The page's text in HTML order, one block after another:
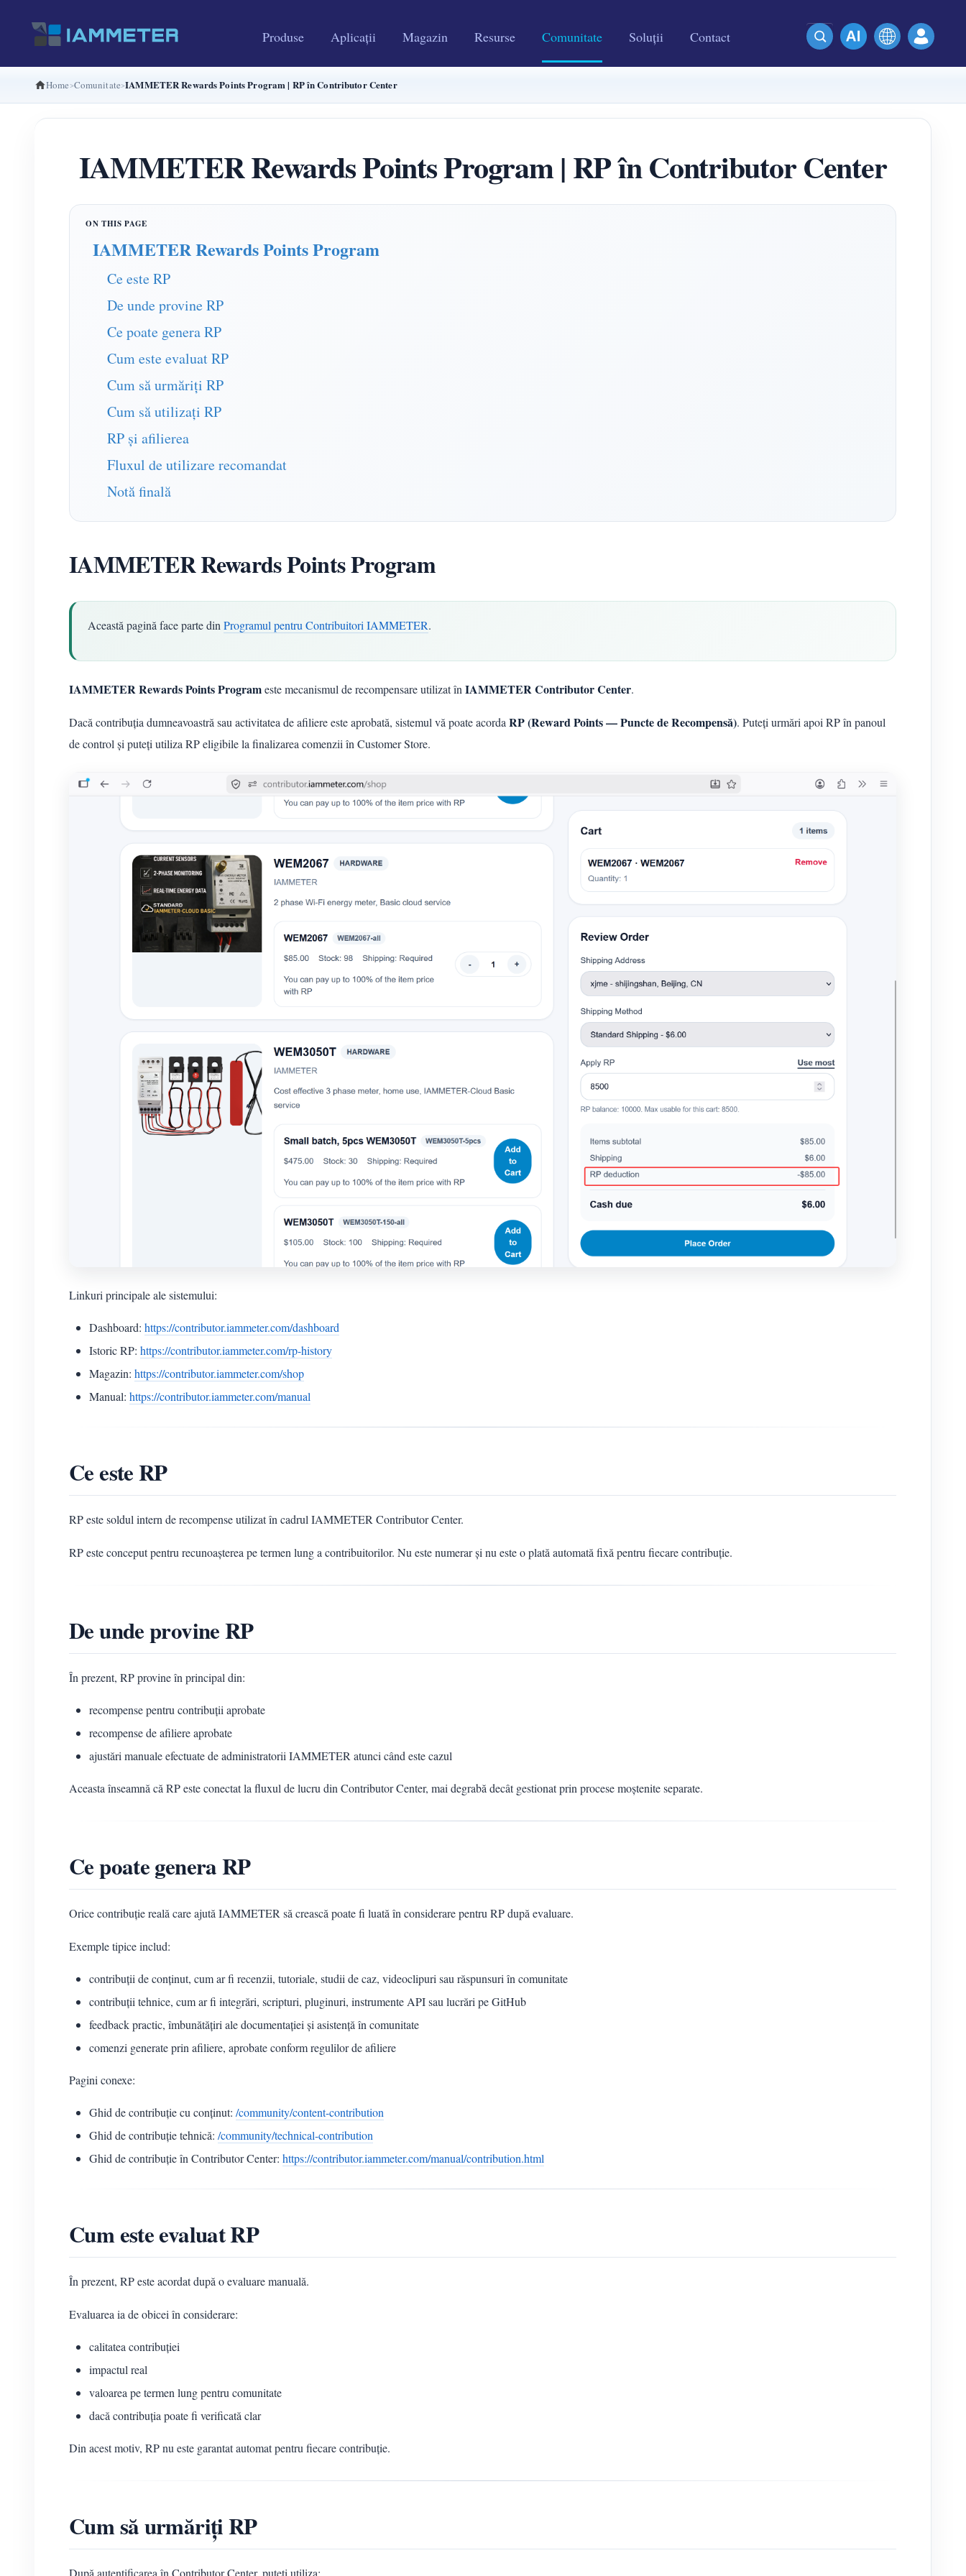
Produse Aplicații Magazin Resurse Comunitate Soluții Contact
Home Comunitate IAMMETER Rewards Points Program | RP în Contributor Center
IAMMETER Rewards Points Program | RP în Contributor Center
IAMMETER Rewards Points Program
Ce este RP
De unde provine RP
Ce poate genera RP
Cum este evaluat RP
Cum să urmăriți RP
Cum să utilizați RP
RP și afilierea
Fluxul de utilizare recomandat
Notă finală
IAMMETER Rewards Points Program
Această pagină face parte din Programul pentru Contribuitori IAMMETER.
IAMMETER Rewards Points Programeste mecanismul de recompensare utilizat în IAMMETER Contributor Center.
Dacă contribuția dumneavoastră sau activitatea de afiliere este aprobată, sistemul vă poate acorda RP (Reward Points — Puncte de Recompensă). Puteți urmări apoi RP în panoul
de control și puteți utiliza RP eligibile la finalizarea comenzii în Customer Store.
Linkuri principale ale sistemului:
Dashboard: https://contributor.iammeter.com/dashboard
Istoric RP: https://contributor.iammeter.com/rp-history
Magazin: https://contributor.iammeter.com/shop
Manual: https://contributor.iammeter.com/manual
Ce este RP
RP este soldul intern de recompense utilizat în cadrul IAMMETER Contributor Center.
RP este conceput pentru recunoașterea pe termen lung a contribuitorilor. Nu este numerar și nu este o plată automată fixă pentru fiecare contribuție.
De unde provine RP
În prezent, RP provine în principal din:
recompense pentru contribuții aprobate
recompense de afiliere aprobate
ajustări manuale efectuate de administratorii IAMMETER atunci când este cazul
Aceasta înseamnă că RP este conectat la fluxul de lucru din Contributor Center, mai degrabă decât gestionat prin procese moștenite separate.
Ce poate genera RP
Orice contribuție reală care ajută IAMMETER să crească poate fi luată în considerare pentru RP după evaluare.
Exemple tipice includ:
contribuții de conținut, cum ar fi recenzii, tutoriale, studii de caz, videoclipuri sau răspunsuri în comunitate
contribuții tehnice, cum ar fi integrări, scripturi, pluginuri, instrumente API sau lucrări pe GitHub
feedback practic, îmbunătățiri ale documentației și asistență în comunitate
comenzi generate prin afiliere, aprobate conform regulilor de afiliere
Pagini conexe:
Ghid de contribuție cu conținut: /community/content-contribution
Ghid de contribuție tehnică: /community/technical-contribution
Ghid de contribuție în Contributor Center: https://contributor.iammeter.com/manual/contribution.html
Cum este evaluat RP
În prezent, RP este acordat după o evaluare manuală.
Evaluarea ia de obicei în considerare:
calitatea contribuției
impactul real
valoarea pe termen lung pentru comunitate
dacă contribuția poate fi verificată clar
Din acest motiv, RP nu este garantat automat pentru fiecare contribuție.
Cum să urmăriți RP